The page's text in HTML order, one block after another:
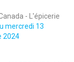
- L'épicerie
mercredi 13
2024